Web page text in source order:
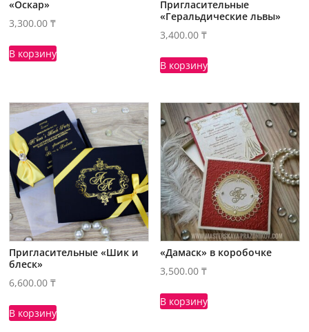
«Оскар»
3,300.00₸
В корзину
Пригласительные
«Геральдические львы»
3,400.00₸
В корзину
Пригласительные «Шик и
блеск»
6,600.00₸
В корзину
«Дамаск» в коробочке
3,500.00₸
В корзину